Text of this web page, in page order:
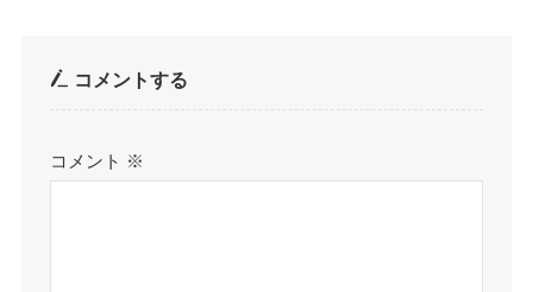
コメントする
コメント ※